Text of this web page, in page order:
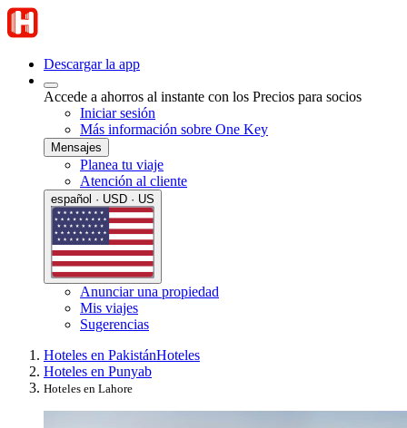
Descargar la app
Accede a ahorros al instante con los Precios para socios
Iniciar sesión
Más información sobre One Key
Mensajes
Planea tu viaje
Atención al cliente
español · USD · US
Anunciar una propiedad
Mis viajes
Sugerencias
Hoteles en PakistánHoteles
Hoteles en Punyab
Hoteles en Lahore